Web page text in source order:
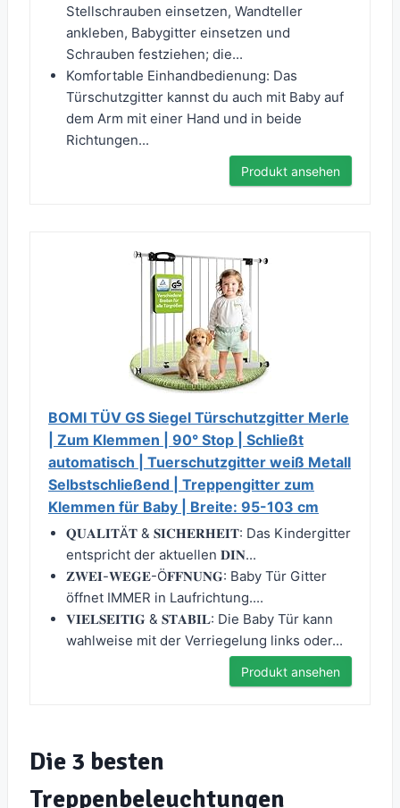
Stellschrauben einsetzen, Wandteller
ankleben, Babygitter einsetzen und
Schrauben festziehen; die...
Komfortable Einhandbedienung: Das
Türschutzgitter kannst du auch mit Baby auf
dem Arm mit einer Hand und in beide
Richtungen...
Produkt ansehen
BOMI TÜV GS Siegel Türschutzgitter Merle
| Zum Klemmen | 90° Stop | Schließt
automatisch | Tuerschutzgitter weiß Metall
Selbstschließend | Treppengitter zum
Klemmen für Baby | Breite: 95-103 cm
𝐐𝐔𝐀𝐋𝐈𝐓Ä𝐓 & 𝐒𝐈𝐂𝐇𝐄𝐑𝐇𝐄𝐈𝐓: Das Kindergitter
entspricht der aktuellen 𝐃𝐈𝐍...
𝐙𝐖𝐄𝐈-𝐖𝐄𝐆𝐄-Ö𝐅𝐅𝐍𝐔𝐍𝐆: Baby Tür Gitter
öffnet IMMER in Laufrichtung....
𝐕𝐈𝐄𝐋𝐒𝐄𝐈𝐓𝐈𝐆 & 𝐒𝐓𝐀𝐁𝐈𝐋: Die Baby Tür kann
wahlweise mit der Verriegelung links oder...
Produkt ansehen
Die 3 besten
Treppenbeleuchtungen